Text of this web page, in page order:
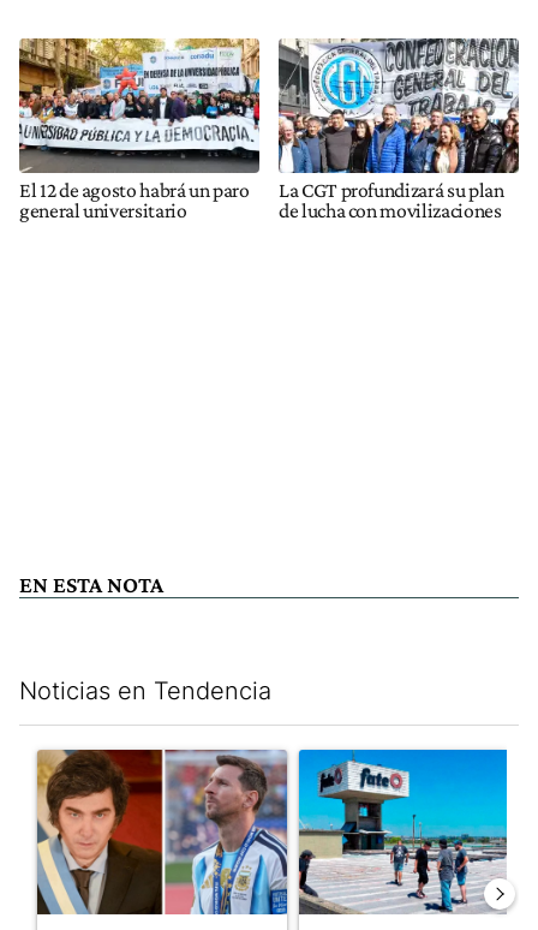
El 12 de agosto habrá un paro
general universitario
La CGT profundizará su plan
de lucha con movilizaciones
EN ESTA NOTA
Noticias en Tendencia
Un artículo de tendencia con el título "Milei despidió a Jorge
Un artículo de tendencia